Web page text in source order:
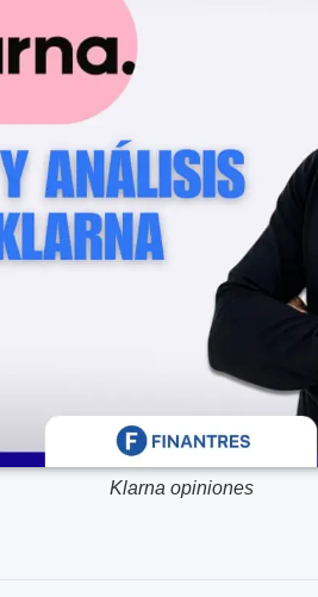
Klarna opiniones